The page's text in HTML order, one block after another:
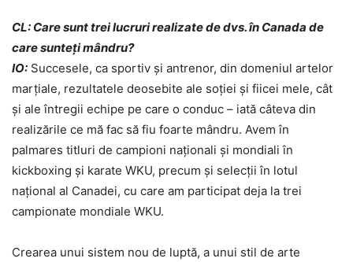
CL: Care sunt trei lucruri realizate de dvs. în Canada de
care sunteți mândru?
IO: Succesele, ca sportiv și antrenor, din domeniul artelor
marțiale, rezultatele deosebite ale soției și fiicei mele, cât
și ale întregii echipe pe care o conduc – iată câteva din
realizările ce mă fac să fiu foarte mândru. Avem în
palmares titluri de campioni naționali și mondiali în
kickboxing și karate WKU, precum și selecții în lotul
național al Canadei, cu care am participat deja la trei
campionate mondiale WKU.
Crearea unui sistem nou de luptă, a unui stil de arte